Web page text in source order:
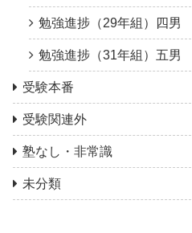
勉強進捗（29年組）四男
勉強進捗（31年組）五男
受験本番
受験関連外
塾なし・非常識
未分類